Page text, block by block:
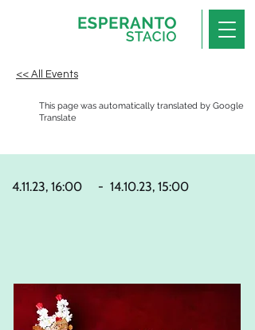
<< All Events
This page was automatically translated by Google
Translate
14.10.23, 15:00
-
4.11.23, 16:00